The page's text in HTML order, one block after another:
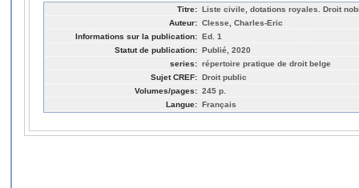
Titre: Liste civile, dotations royales. Droit
Auteur: Clesse, Charles-Eric
Informations sur la publication: Ed. 1
Statut de publication: Publié, 2020
series: répertoire pratique de droit belge
Sujet CREF: Droit public
Volumes/pages: 245 p.
Langue: Français